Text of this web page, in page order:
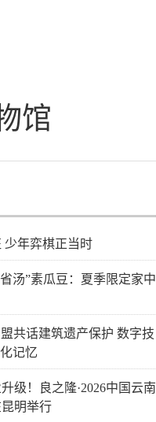
馆
少年弈棋正当时
汤”素瓜豆：夏季限定家中
共话建筑遗产保护 数字技
记忆
级！良之隆·2026中国云南
明举行